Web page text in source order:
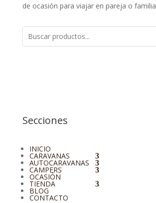
de ocasión para viajar en pareja o familia
Secciones
INICIO
CARAVANAS
AUTOCARAVANAS
CAMPERS
OCASIÓN
TIENDA
BLOG
CONTACTO